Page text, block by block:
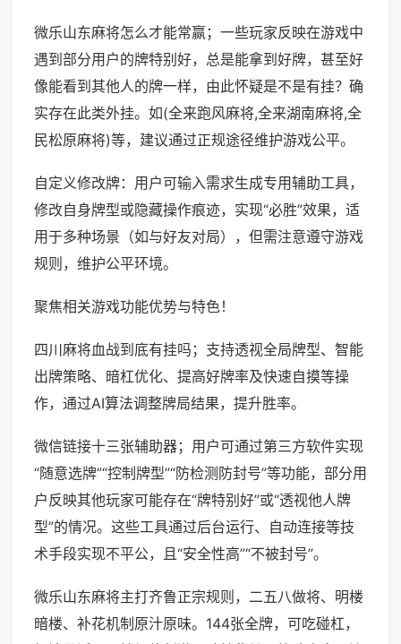
微乐山东麻将怎么才能常赢；一些玩家反映在游戏中
遇到部分用户的牌特别好，总是能拿到好牌，甚至好
像能看到其他人的牌一样，由此怀疑是不是有挂？确
实存在此类外挂。如(全来跑风麻将,全来湖南麻将,全
民松原麻将)等，建议通过正规途径维护游戏公平。
自定义修改牌：用户可输入需求生成专用辅助工具，
修改自身牌型或隐藏操作痕迹，实现“必胜”效果，适
用于多种场景（如与好友对局），但需注意遵守游戏
规则，维护公平环境。
聚焦相关游戏功能优势与特色！
四川麻将血战到底有挂吗；支持透视全局牌型、智能
出牌策略、暗杠优化、提高好牌率及快速自摸等操
作，通过AI算法调整牌局结果，提升胜率。
微信链接十三张辅助器；用户可通过第三方软件实现
“随意选牌”“控制牌型”“防检测防封号”等功能，部分用
户反映其他玩家可能存在“牌特别好”或“透视他人牌
型”的情况。这些工具通过后台运行、自动连接等技
术手段实现不平公，且“安全性高”“不被封号”。
微乐山东麻将主打齐鲁正宗规则，二五八做将、明楼
暗楼、补花机制原汁原味。144张全牌，可吃碰杠，